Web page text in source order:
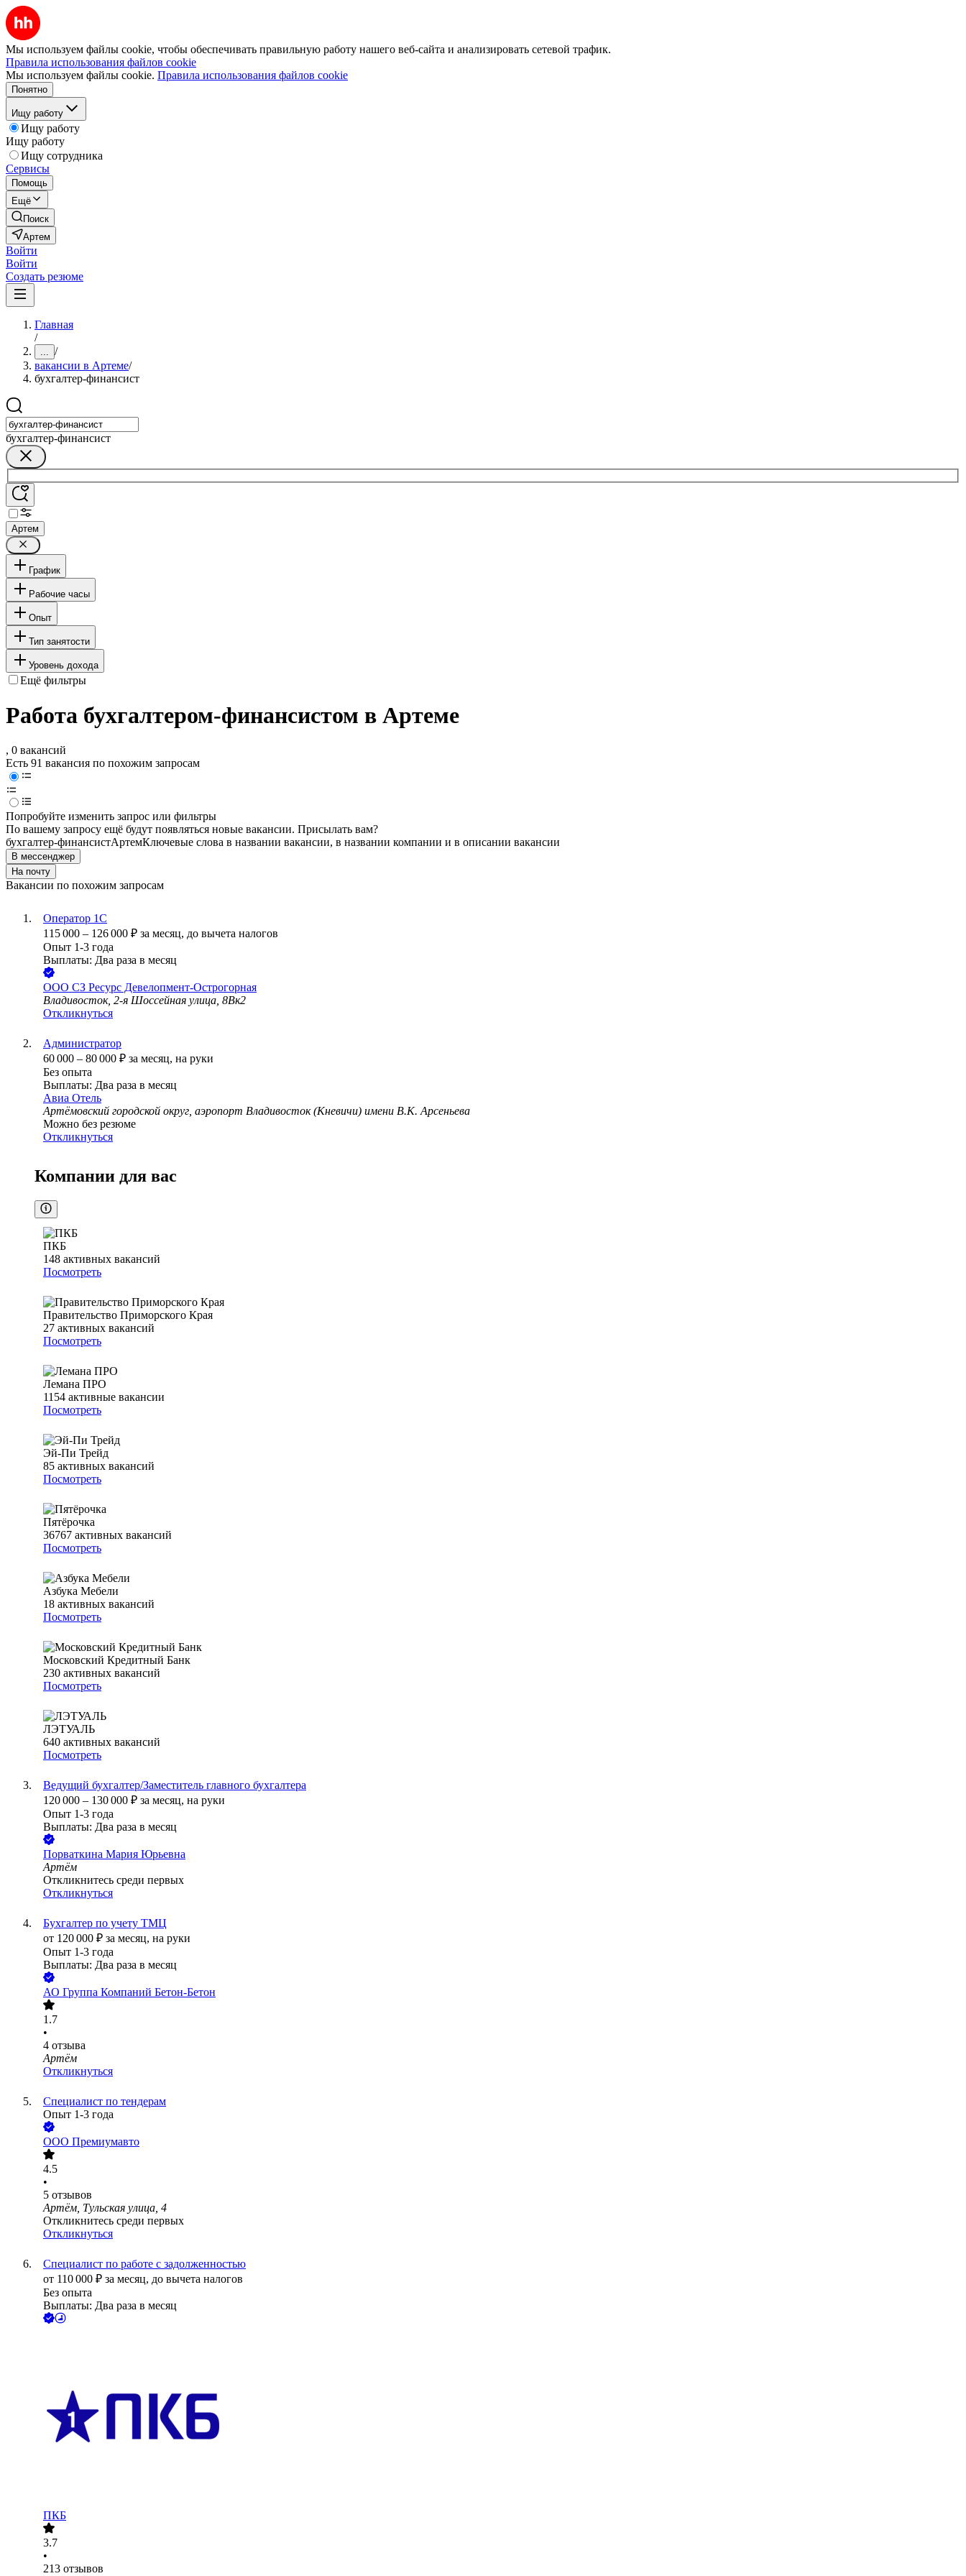
Мы используем файлы cookie, чтобы обеспечивать правильную работу нашего веб-сайта и анализировать сетевой трафик.
Правила использования файлов cookie
Мы используем файлы cookie. Правила использования файлов cookie
Понятно
Ищу работу
Ищу работу
Ищу работу
Ищу сотрудника
Сервисы
Помощь
Ещё
Поиск
Артем
Войти
Войти
Создать резюме
Главная
/
... /
вакансии в Артеме/
бухгалтер-финансист
бухгалтер-финансист
Артем
График
Рабочие часы
Опыт
Тип занятости
Уровень дохода
Ещё фильтры
Работа бухгалтером-финансистом в Артеме
, 0 вакансий
Есть 91 вакансия по похожим запросам
Попробуйте изменить запрос или фильтры
По вашему запросу ещё будут появляться новые вакансии. Присылать вам?
бухгалтер-финансистАртемКлючевые слова в названии вакансии, в названии компании и в описании вакансии
В мессенджер
На почту
Вакансии по похожим запросам
Оператор 1С
115 000 – 126 000 ₽ за месяц, до вычета налогов
Опыт 1-3 года
Выплаты: Два раза в месяц
ООО СЗ Ресурс Девелопмент-Острогорная
Владивосток, 2-я Шоссейная улица, 8Вк2
Откликнуться
Администратор
60 000 – 80 000 ₽ за месяц, на руки
Без опыта
Выплаты: Два раза в месяц
Авиа Отель
Артёмовский городской округ, аэропорт Владивосток (Кневичи) имени В.К. Арсеньева
Можно без резюме
Откликнуться
Компании для вас
ПКБ
148 активных вакансий
Посмотреть
Правительство Приморского Края
27 активных вакансий
Посмотреть
Лемана ПРО
1154 активные вакансии
Посмотреть
Эй-Пи Трейд
85 активных вакансий
Посмотреть
Пятёрочка
36767 активных вакансий
Посмотреть
Азбука Мебели
18 активных вакансий
Посмотреть
Московский Кредитный Банк
230 активных вакансий
Посмотреть
ЛЭТУАЛЬ
640 активных вакансий
Посмотреть
Ведущий бухгалтер/Заместитель главного бухгалтера
120 000 – 130 000 ₽ за месяц, на руки
Опыт 1-3 года
Выплаты: Два раза в месяц
Порваткина Мария Юрьевна
Артём
Откликнитесь среди первых
Откликнуться
Бухгалтер по учету ТМЦ
от 120 000 ₽ за месяц, на руки
Опыт 1-3 года
Выплаты: Два раза в месяц
АО Группа Компаний Бетон-Бетон
1.7
•
4 отзыва
Артём
Откликнуться
Специалист по тендерам
Опыт 1-3 года
ООО Премиумавто
4.5
•
5 отзывов
Артём, Тульская улица, 4
Откликнитесь среди первых
Откликнуться
Специалист по работе с задолженностью
от 110 000 ₽ за месяц, до вычета налогов
Без опыта
Выплаты: Два раза в месяц
ПКБ
3.7
•
213 отзывов